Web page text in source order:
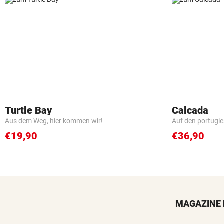
Turtle Bay
Aus dem Weg, hier kommen wir!
€19,90
Calcada
Auf den
€36,90
MAGAZINE